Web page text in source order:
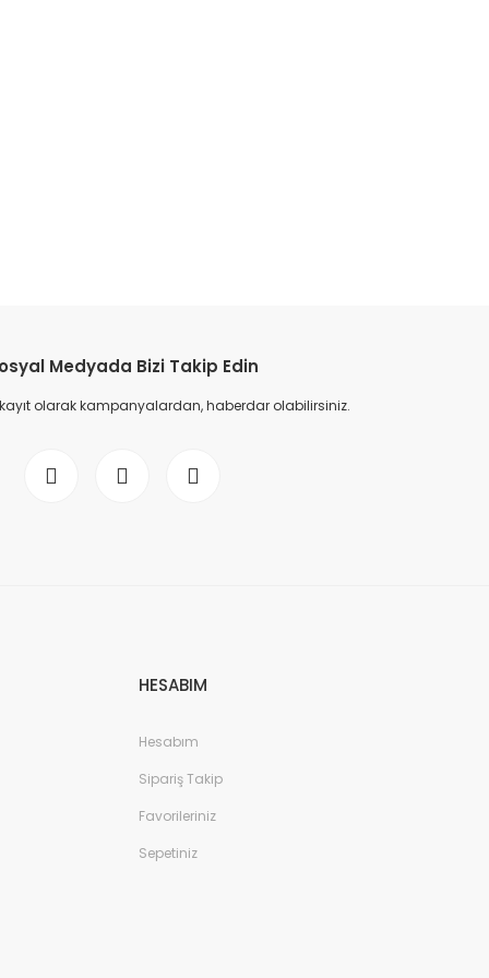
Medyada Bizi Takip Edin
olarak kampanyalardan, haberdar olabilirsiniz.
HESABIM
Hesabım
Sipariş Takip
Favorileriniz
Sepetiniz